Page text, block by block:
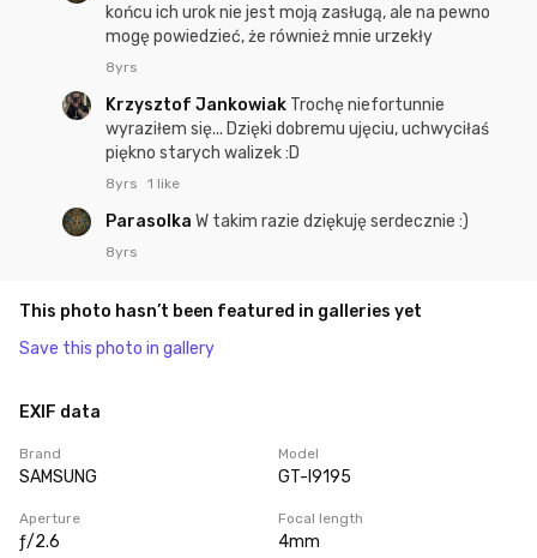
końcu ich urok nie jest moją zasługą, ale na pewno
mogę powiedzieć, że również mnie urzekły
8yrs
Krzysztof Jankowiak Trochę niefortunnie
wyraziłem się... Dzięki dobremu ujęciu, uchwyciłaś
piękno starych walizek :D
8yrs 1 like
Parasolka W takim razie dziękuję serdecznie :)
8yrs
This photo hasn’t been featured in galleries yet
Save this photo in gallery
EXIF data
Brand
SAMSUNG
Model
GT-I9195
Aperture
ƒ/2.6
Focal length
4mm